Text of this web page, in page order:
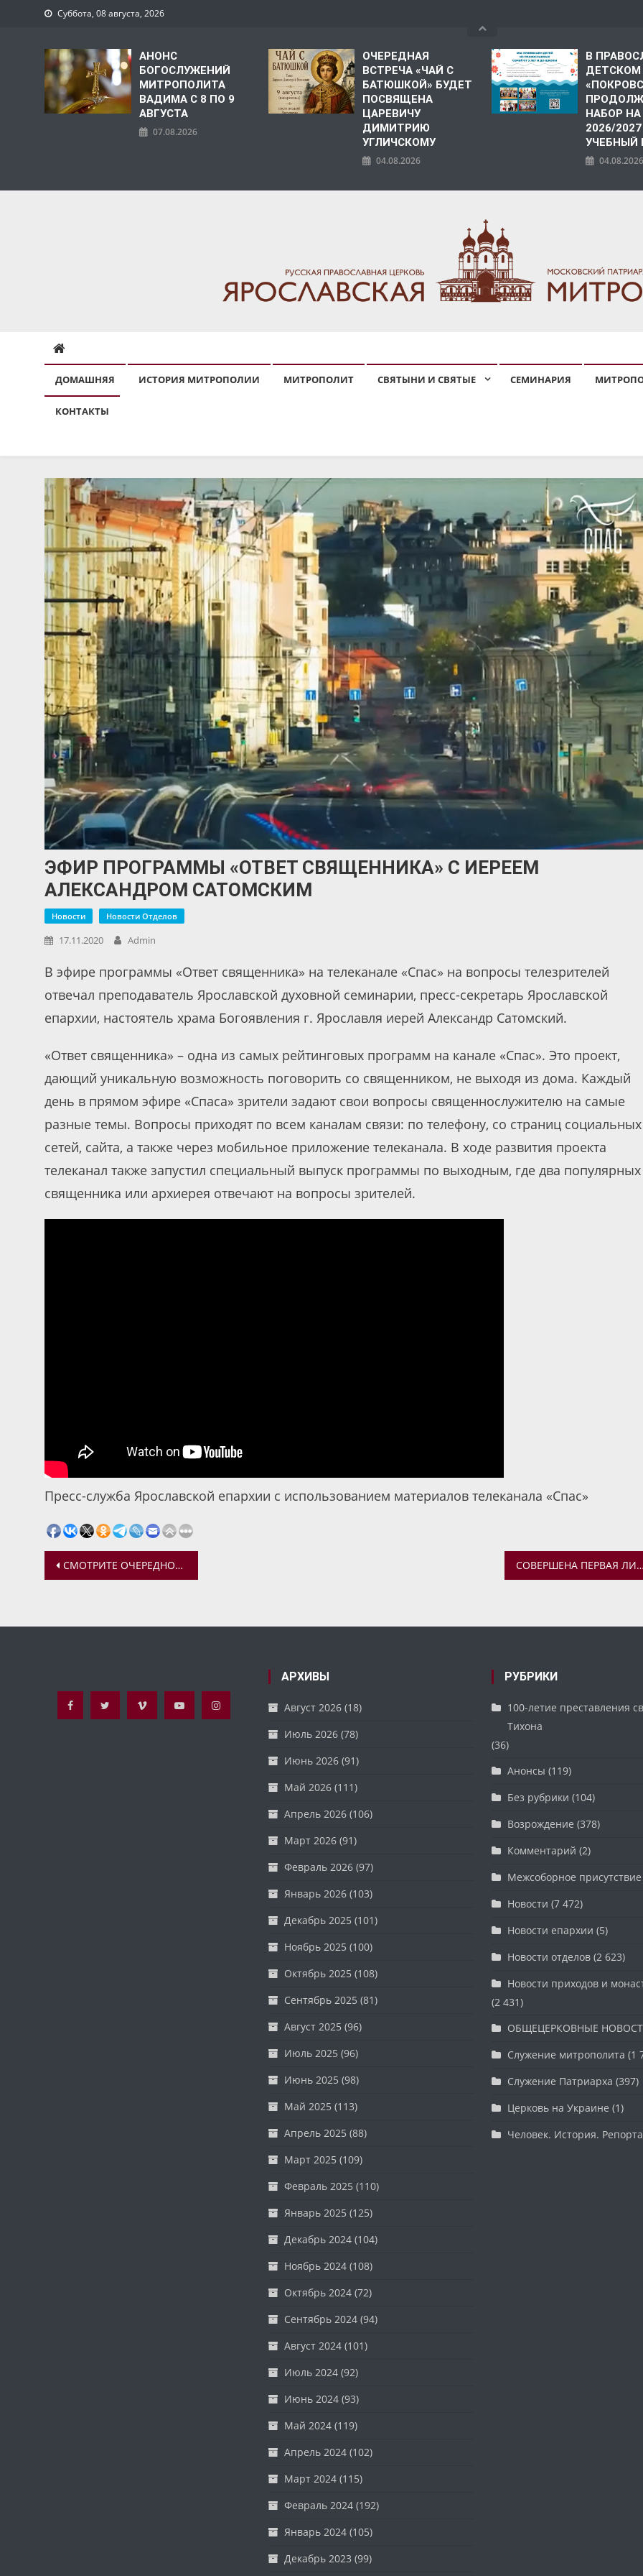
Суббота, 08 августа, 2026
АНОНС
БОГОСЛУЖЕНИЙ
МИТРОПОЛИТА
ВАДИМА С 8 ПО 9
АВГУСТА
07.08.2026
ОЧЕРЕДНАЯ
ВСТРЕЧА «ЧАЙ С
БАТЮШКОЙ» БУДЕТ
ПОСВЯЩЕНА
ЦАРЕВИЧУ
ДИМИТРИЮ
УГЛИЧСКОМУ
04.08.2026
В
ДЕТСКОМ
НАБОР
2026/2027
УЧЕБНЫЙ
04.08.2026
ДОМАШНЯЯ ИСТОРИЯ МИТРОПОЛИИ МИТРОПОЛИТ СВЯТЫНИ И СВЯТЫЕ СЕМИНАРИЯ
КОНТАКТЫ
ЭФИР ПРОГРАММЫ «ОТВЕТ СВЯЩЕННИКА» С ИЕРЕЕМ
АЛЕКСАНДРОМ САТОМСКИМ
Новости Новости Отделов
17.11.2020 Admin
В эфире программы «Ответ священника» на телеканале «Спас» на вопросы телезрителей
отвечал преподаватель Ярославской духовной семинарии, пресс-секретарь Ярославской
епархии, настоятель храма Богоявления г. Ярославля иерей Александр Сатомский.
«Ответ священника» – одна из самых рейтинговых программ на канале «Спас». Это проект,
дающий уникальную возможность поговорить со священником, не выходя из дома. Каждый
день в прямом эфире «Спаса» зрители задают свои вопросы священнослужителю на самые
разные темы. Вопросы приходят по всем каналам связи: по телефону, со страниц социальных
сетей, сайта, а также через мобильное приложение телеканала. В ходе развития проекта
телеканал также запустил специальный выпуск программы по выходным, где два популярных
священника или архиерея отвечают на вопросы зрителей.
Пресс-служба Ярославской епархии с использованием материалов телеканала «Спас»
Навигация
записям
СМОТРИТЕ ОЧЕРЕДНОЙ ВЫПУСК ПРОГРАММЫ «ДОРОГА К ХРАМУ» СОВЕРШЕНА ПЕРВАЯ ЛИТУРГИЯ В ХРАМЕ ОБЛАСТНОЙ КЛИНИЧЕСКОЙ БОЛЬНИЦЫ
АРХИВЫ
Август 2026(18)
Июль 2026(78)
Июнь 2026(91)
Май 2026(111)
Апрель 2026(106)
Март 2026(91)
Февраль 2026(97)
Январь 2026(103)
Декабрь 2025 (101)
Ноябрь 2025 (100)
Октябрь 2025 (108)
Сентябрь 2025 (81)
Август 2025 (96)
Июль 2025 (96)
Июнь 2025 (98)
Май 2025 (113)
Апрель 2025 (88)
Март 2025 (109)
Февраль 2025 (110)
Январь 2025 (125)
Декабрь 2024(104)
Ноябрь 2024(108)
Октябрь 2024(72)
Сентябрь 2024(94)
Август 2024(101)
Июль 2024(92)
Июнь 2024(93)
Май 2024(119)
Апрель 2024(102)
Март 2024(115)
Февраль 2024(192)
Январь 2024(105)
Декабрь 2023 (99)
РУБРИКИ
100-летие преставления
Тихона
(36)
Анонсы (119)
Без рубрики (104)
Возрождение (378)
Комментарий (2)
Межсоборное присутствие
Новости (7 472)
Новости епархии (5)
Новости отделов(2 623)
Новости приходов и
(2 431)
ОБЩЕЦЕРКОВНЫЕ
Служение митрополита (1
Служение Патриарха (397)
Церковь на Украине (1)
Человек. История.